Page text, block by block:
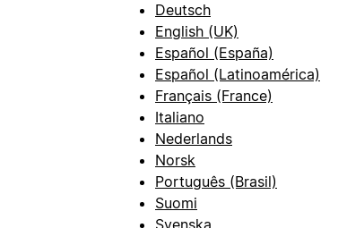
Deutsch
English (UK)
Español (España)
Español (Latinoamérica)
Français (France)
Italiano
Nederlands
Norsk
Português (Brasil)
Suomi